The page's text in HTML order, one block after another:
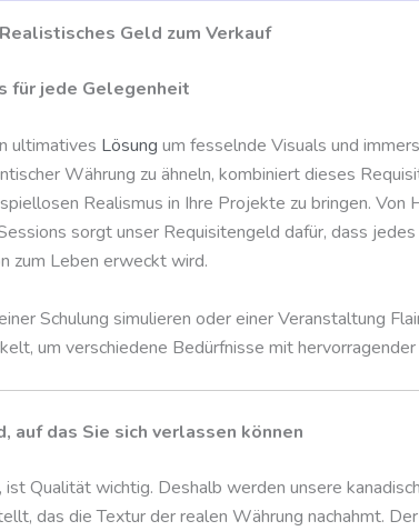
Geld zum Verkauf
für jede Gelegenheit
ultimatives Lösung um fesselnde Visuals und
Währung zu ähneln, kombiniert dieses
Realismus in Ihre Projekte zu bringen.
sorgt unser Requisitengeld dafür, dass
zum Leben erweckt wird.
Schulung simulieren oder einer Veranstaltung
um verschiedene Bedürfnisse mit
auf das Sie sich verlassen können
Qualität wichtig. Deshalb werden unsere
das die Textur der realen Währung nachahmt.